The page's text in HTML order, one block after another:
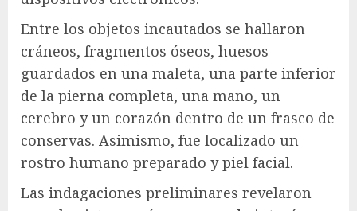
Entre los objetos incautados se hallaron
cráneos, fragmentos óseos, huesos
guardados en una maleta, una parte inferior
de la pierna completa, una mano, un
cerebro y un corazón dentro de un frasco de
conservas. Asimismo, fue localizado un
rostro humano preparado y piel facial.
Las indagaciones preliminares revelaron